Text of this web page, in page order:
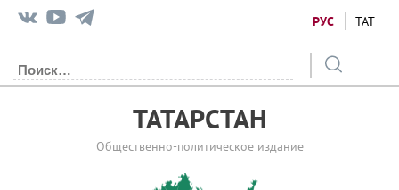
РУС ТАТ
ТАТАРСТАН
Общественно-политическое издание